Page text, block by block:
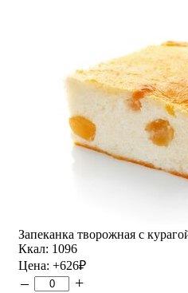
Запеканка творожная с
Ккал: 1096
Цена: +626₽
– +